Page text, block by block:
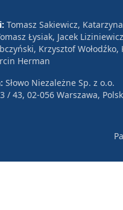
Tomasz Sakiewicz,
Łysiak, Jacek
Krzysztof
Herman
Słowo Niezależne Sp. z o.o.
/ 43, 02-056 Warszawa,